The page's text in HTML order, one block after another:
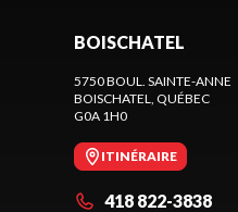
BOISCHATEL
5750 BOUL. SAINTE-ANNE
BOISCHATEL
, QUÉBEC
G0A 1H0
ITINÉRAIRE
418 822-3838